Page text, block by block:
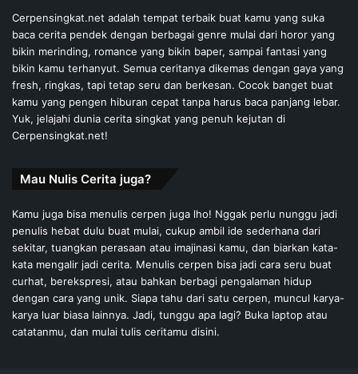
Cerpensingkat.net adalah tempat terbaik buat kamu yang suka
baca cerita pendek dengan berbagai genre mulai dari horor yang
bikin merinding, romance yang bikin baper, sampai fantasi yang
bikin kamu terhanyut. Semua ceritanya dikemas dengan gaya yang
fresh, ringkas, tapi tetap seru dan berkesan. Cocok banget buat
kamu yang pengen hiburan cepat tanpa harus baca panjang lebar.
Yuk, jelajahi dunia cerita singkat yang penuh kejutan di
Cerpensingkat.net!
Mau Nulis Cerita juga?
Kamu juga bisa menulis cerpen juga lho! Nggak perlu nunggu jadi
penulis hebat dulu buat mulai, cukup ambil ide sederhana dari
sekitar, tuangkan perasaan atau imajinasi kamu, dan biarkan kata-
kata mengalir jadi cerita. Menulis cerpen bisa jadi cara seru buat
curhat, berekspresi, atau bahkan berbagi pengalaman hidup
dengan cara yang unik. Siapa tahu dari satu cerpen, muncul karya-
karya luar biasa lainnya. Jadi, tunggu apa lagi? Buka laptop atau
catatanmu, dan mulai tulis ceritamu disini.